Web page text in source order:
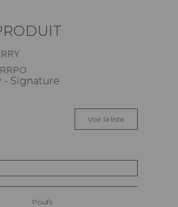
- Signature
Voir la liste
Poufs